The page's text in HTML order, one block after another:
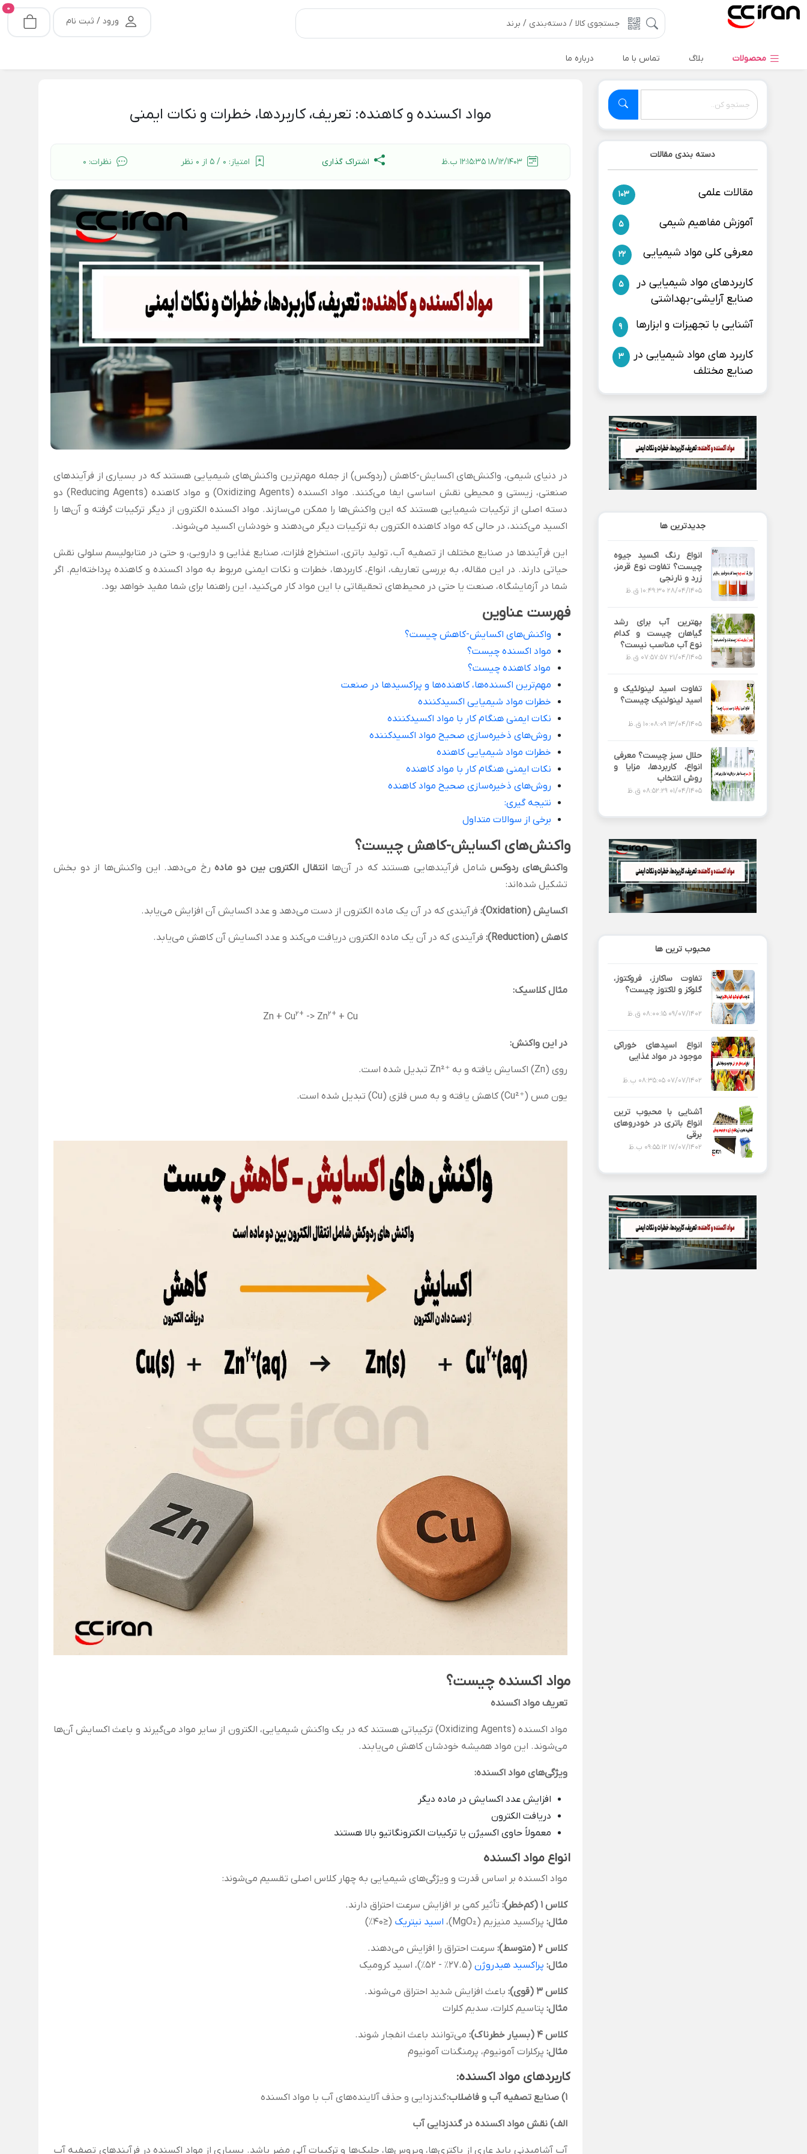
ورود / ثبت نام
0
محصولات بلاگ تماس با ما درباره ما
دسته بندی مقالات
مقالات علمی 103
آموزش مفاهیم شیمی 5
معرفی کلی مواد شیمیایی 22
کاربردهای مواد شیمیایی در
صنایع آرایشی-بهداشتی
5
آشنایی با تجهیزات و ابزارها 9
کاربرد های مواد شیمیایی در
صنایع مختلف
3
جدیدترین ها
انواع رنگ اکسید جیوه
چیست؟ تفاوت نوع قرمز،
زرد و نارنجی
28/04/1405 10:49:30 ق.ظ
بهترین آب برای رشد
گیاهان چیست و کدام
نوع آب مناسب نیست؟
21/04/1405 07:57:57 ق.ظ
تفاوت اسید لینولئیک و
اسید لینولنیک چیست؟
13/04/1405 10:08:09 ق.ظ
حلال سبز چیست؟ معرفی
انواع، کاربردها، مزایا و
روش انتخاب
01/04/1405 08:52:29 ق.ظ
محبوب ترین ها
تفاوت ساکارز، فروکتوز،
گلوکز و لاکتوز چیست؟
09/07/1402 08:00:15 ق.ظ
انواع اسیدهای خوراکی
موجود در مواد غذایی
07/07/1402 08:35:05 ب.ظ
آشنایی با محبوب ترین
انواع باتری در خودروهای
برقی
17/07/1402 09:55:12 ب.ظ
مواد اکسنده و کاهنده: تعریف، کاربردها، خطرات و نکات ایمنی
18/12/1403 12:15:35 ب.ظ اشتراک گذاری امتیاز: 0 / 5 از 0 نظر نظرات: 0
در دنیای شیمی، واکنش‌های اکسایش-کاهش (ردوکس) از جمله مهم‌ترین واکنش‌های شیمیایی هستند که در بسیاری از فرآیندهای
صنعتی، زیستی و محیطی نقش اساسی ایفا می‌کنند. مواد اکسنده (Oxidizing Agents) و مواد کاهنده (Reducing Agents) دو
دسته اصلی از ترکیبات شیمیایی هستند که این واکنش‌ها را ممکن می‌سازند. مواد اکسنده الکترون از دیگر ترکیبات گرفته و آن‌ها را
اکسید می‌کنند، در حالی که مواد کاهنده الکترون به ترکیبات دیگر می‌دهند و خودشان اکسید می‌شوند.
این فرآیندها در صنایع مختلف از تصفیه آب، تولید باتری، استخراج فلزات، صنایع غذایی و دارویی، و حتی در متابولیسم سلولی نقش
حیاتی دارند. در این مقاله، به بررسی تعاریف، انواع، کاربردها، خطرات و نکات ایمنی مربوط به مواد اکسنده و کاهنده پرداخته‌ایم. اگر
شما در آزمایشگاه، صنعت یا حتی در محیط‌های تحقیقاتی با این مواد کار می‌کنید، این راهنما برای شما مفید خواهد بود.
فهرست عناوین
واکنش‌های اکسایش-کاهش چیست؟
مواد اکسنده چیست؟
مواد کاهنده چیست؟
مهم‌ترین اکسنده‌ها، کاهنده‌ها و پراکسیدها در صنعت
خطرات مواد شیمیایی اکسیدکننده
نکات ایمنی هنگام کار با مواد اکسیدکننده
روش‌های ذخیره‌سازی صحیح مواد اکسیدکننده
خطرات مواد شیمیایی کاهنده
نکات ایمنی هنگام کار با مواد کاهنده
روش‌های ذخیره‌سازی صحیح مواد کاهنده
نتیجه گیری:
برخی از سوالات متداول
واکنش‌های اکسایش-کاهش چیست؟
واکنش‌های ردوکسشامل فرآیندهایی هستند که در آن‌هاانتقال الکترون بین دو مادهرخ می‌دهد. این واکنش‌ها از دو بخش
تشکیل شده‌اند:
اکسایش (Oxidation): فرآیندی که در آن یک ماده الکترون از دست می‌دهد و عدد اکسایش آن افزایش می‌یابد.
کاهش (Reduction): فرآیندی که در آن یک ماده الکترون دریافت می‌کند و عدد اکسایش آن کاهش می‌یابد.
مثال کلاسیک:
Zn + Cu2+ -> Zn2+ + Cu
در این واکنش:
روی (Zn) اکسایش یافته و به ⁺Zn² تبدیل شده است.
یون مس (⁺Cu²) کاهش یافته و به مس فلزی (Cu) تبدیل شده است.
مواد اکسنده چیست؟
تعریف مواد اکسنده
مواد اکسنده (Oxidizing Agents) ترکیباتی هستند که در یک واکنش شیمیایی، الکترون از سایر مواد می‌گیرند و باعث اکسایش آن‌ها
می‌شوند. این مواد همیشه خودشان کاهش می‌یابند.
ویژگی‌های مواد اکسنده:
افزایش عدد اکسایش در ماده دیگر
دریافت الکترون
معمولاً حاوی اکسیژن یا ترکیبات الکترونگاتیو بالا هستند
انواع مواد اکسنده
مواد اکسنده بر اساس قدرت و ویژگی‌های شیمیایی به چهار کلاس اصلی تقسیم می‌شوند:
کلاس ۱ (کم‌خطر) : تأثیر کمی بر افزایش سرعت احتراق دارند.
مثال: پراکسید منیزیم (MgO₂)، اسید نیتریک (≤۴۰٪)
کلاس ۲ (متوسط) : سرعت احتراق را افزایش می‌دهند.
مثال: پراکسید هیدروژن (۲۷.۵٪ - ۵۲٪)، اسید کرومیک
کلاس ۳ (قوی) : باعث افزایش شدید احتراق می‌شوند.
مثال: پتاسیم کلرات، سدیم کلرات
کلاس ۴ (بسیار خطرناک) : می‌توانند باعث انفجار شوند.
مثال: پرکلرات آمونیوم، پرمنگنات آمونیوم
کاربردهای مواد اکسنده:
1) صنایع تصفیه آب و فاضلاب: گندزدایی و حذف آلاینده‌های آب با مواد اکسنده
الف) نقش مواد اکسنده در گندزدایی آب
آب آشامیدنی باید عاری از باکتری‌ها، ویروس‌ها، جلبک‌ها و ترکیبات آلی مضر باشد. بسیاری از مواد اکسنده در فرآیندهای تصفیه آب